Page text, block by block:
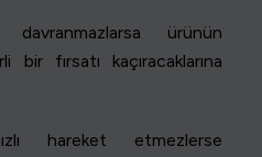
davranmazlarsa ürünün
fırsatı kaçıracaklarına
hareket etmezlerse